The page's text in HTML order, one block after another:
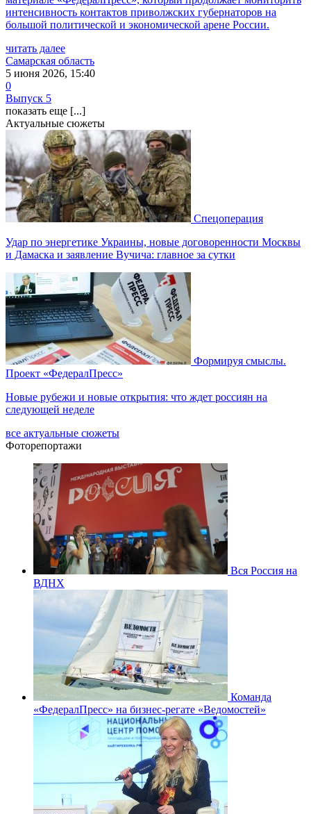
интенсивность контактов приволжских губернаторов на
большой политической и экономической арене России.
читать далее
Самарская область
5 июня 2026, 15:40
0
Выпуск 5
показать еще [...]
Актуальные сюжеты
Спецоперация
Удар по энергетике Украины, новые договоренности Москвы
и Дамаска и заявление Вучича: главное за сутки
Формируя смыслы.
Проект «ФедералПресс»
Новые рубежи и новые открытия: что ждет россиян на
следующей неделе
все актуальные сюжеты
Фоторепортажи
Вся Россия на
ВДНХ
Команда
«ФедералПресс» на бизнес-регате «Ведомостей»